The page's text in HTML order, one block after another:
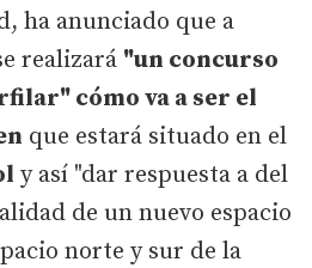
ha anunciado que a
realizará "un concurso
cómo va a ser el
que estará situado en el
y así "dar respuesta a del
de un nuevo espacio
norte y sur de la